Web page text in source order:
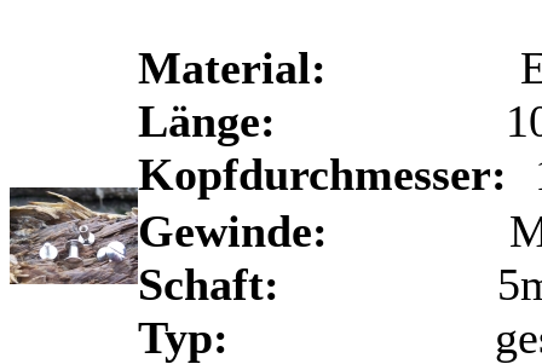
Material:
Länge:
Kopfdurchmesser:
Gewinde:
Schaft:
Typ: